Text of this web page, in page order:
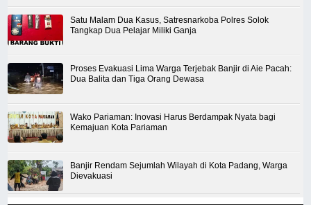
Satu Malam Dua Kasus, Satresnarkoba Polres Solok
Tangkap Dua Pelajar Miliki Ganja
Proses Evakuasi Lima Warga Terjebak Banjir di Aie Pacah:
Dua Balita dan Tiga Orang Dewasa
Wako Pariaman: Inovasi Harus Berdampak Nyata bagi
Kemajuan Kota Pariaman
Banjir Rendam Sejumlah Wilayah di Kota Padang, Warga
Dievakuasi